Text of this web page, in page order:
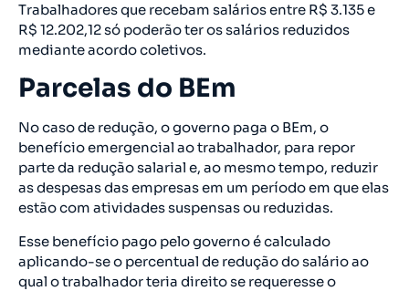
Trabalhadores que recebam salários entre R$ 3.135 e
R$ 12.202,12 só poderão ter os salários reduzidos
mediante acordo coletivos.
Parcelas do BEm
No caso de redução, o governo paga o BEm, o
benefício emergencial ao trabalhador, para repor
parte da redução salarial e, ao mesmo tempo, reduzir
as despesas das empresas em um período em que elas
estão com atividades suspensas ou reduzidas.
Esse benefício pago pelo governo é calculado
aplicando-se o percentual de redução do salário ao
qual o trabalhador teria direito se requeresse o